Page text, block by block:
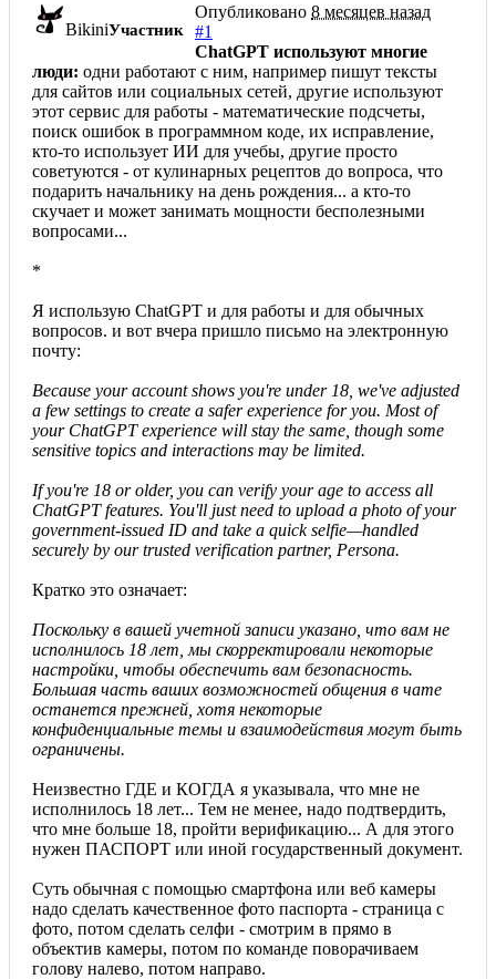
BikiniУчастник
Опубликовано 8 месяцев назад
#1
ChatGPT используют многие
люди: одни работают с ним, например пишут тексты
для сайтов или социальных сетей, другие используют
этот сервис для работы - математические подсчеты,
поиск ошибок в программном коде, их исправление,
кто-то использует ИИ для учебы, другие просто
советуются - от кулинарных рецептов до вопроса, что
подарить начальнику на день рождения... а кто-то
скучает и может занимать мощности бесполезными
вопросами...
*
Я использую ChatGPT и для работы и для обычных
вопросов. и вот вчера пришло письмо на электронную
почту:
Because your account shows you're under 18, we've adjusted
a few settings to create a safer experience for you. Most of
your ChatGPT experience will stay the same, though some
sensitive topics and interactions may be limited.
If you're 18 or older, you can verify your age to access all
ChatGPT features. You'll just need to upload a photo of your
government-issued ID and take a quick selfie—handled
securely by our trusted verification partner, Persona.
Кратко это означает:
Поскольку в вашей учетной записи указано, что вам не
исполнилось 18 лет, мы скорректировали некоторые
настройки, чтобы обеспечить вам безопасность.
Большая часть ваших возможностей общения в чате
останется прежней, хотя некоторые
конфиденциальные темы и взаимодействия могут быть
ограничены.
Неизвестно ГДЕ и КОГДА я указывала, что мне не
исполнилось 18 лет... Тем не менее, надо подтвердить,
что мне больше 18, пройти верификацию... А для этого
нужен ПАСПОРТ или иной государственный документ.
Суть обычная с помощью смартфона или веб камеры
надо сделать качественное фото паспорта - страница с
фото, потом сделать селфи - смотрим в прямо в
объектив камеры, потом по команде поворачиваем
голову налево, потом направо.